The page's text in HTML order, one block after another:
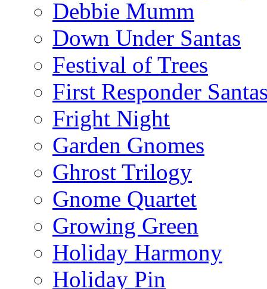
Debbie Mumm
Down Under Santas
Festival of Trees
First Responder
Fright Night
Garden Gnomes
Ghrost Trilogy
Gnome Quartet
Growing Green
Holiday Harmony
Holiday Pin